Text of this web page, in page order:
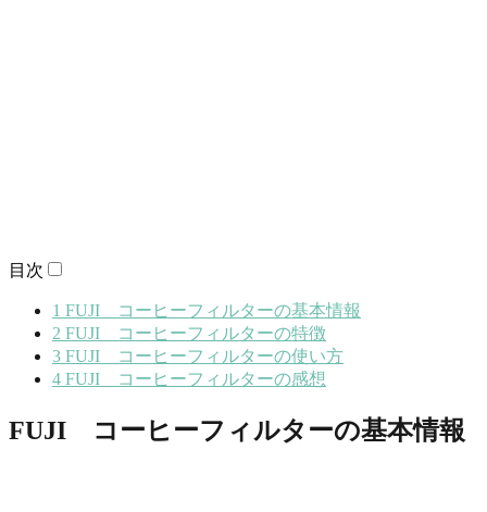
目次
1 FUJI コーヒーフィルターの基本情報
2 FUJI コーヒーフィルターの特徴
3 FUJI コーヒーフィルターの使い方
4 FUJI コーヒーフィルターの感想
FUJI コーヒーフィルターの基本情報